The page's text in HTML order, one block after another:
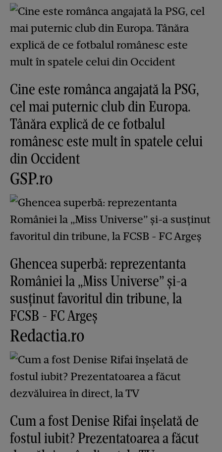
Cine este românca angajată la PSG,
cel mai puternic club din Europa.
Tânăra explică de ce fotbalul
românesc este mult în spatele celui
din Occident
GSP.ro
Ghencea superbă: reprezentanta
României la „Miss Universe” și-a
susținut favoritul din tribune, la
FCSB - FC Argeș
Redactia.ro
Cum a fost Denise Rifai înșelată de
fostul iubit? Prezentatoarea a făcut